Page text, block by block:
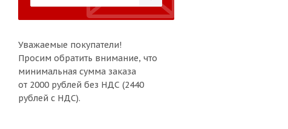
Уважаемые покупатели!
Просим обратить внимание, что
минимальная сумма заказа
от 2000 рублей без НДС (2440
рублей с НДС).